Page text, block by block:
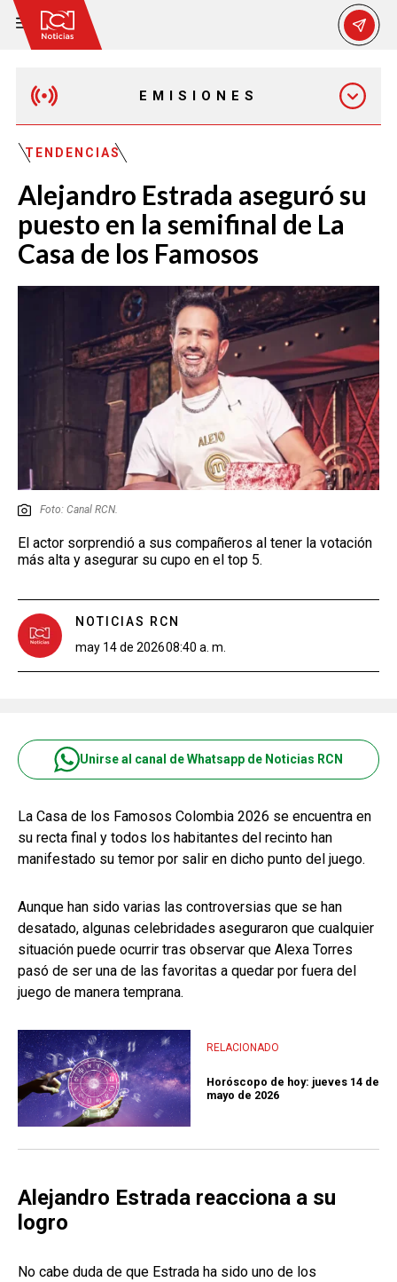
EMISIONES
EMISIÓN 12:30 PM
EMISIÓN 7:00 PM
EMISIÓN 11:30 PM
TENDENCIAS
Alejandro Estrada aseguró su
puesto en la semifinal de La
Casa de los Famosos
Foto: Canal RCN.
El actor sorprendió a sus compañeros al tener la votación
más alta y asegurar su cupo en el top 5.
NOTICIAS RCN
may 14 de 202608:40 a. m.
Unirse al canal de Whatsapp de Noticias RCN
La Casa de los Famosos Colombia 2026 se encuentra en
su recta final y todos los habitantes del recinto han
manifestado su temor por salir en dicho punto del juego.
Aunque han sido varias las controversias que se han
desatado, algunas celebridades aseguraron que cualquier
situación puede ocurrir tras observar que Alexa Torres
pasó de ser una de las favoritas a quedar por fuera del
juego de manera temprana.
RELACIONADO
Horóscopo de hoy: jueves 14 de
mayo de 2026
Alejandro Estrada reacciona a su
logro
No cabe duda de que Estrada ha sido uno de los